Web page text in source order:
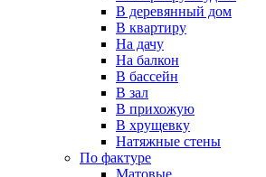
В деревянный дом
В квартиру
На дачу
На балкон
В бассейн
В зал
В прихожую
В хрущевку
Натяжные стены
По фактуре
Матовые